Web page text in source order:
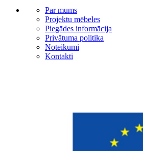
Par mums
Projektu mēbeles
Piegādes informācija
Privātuma politika
Noteikumi
Kontakti